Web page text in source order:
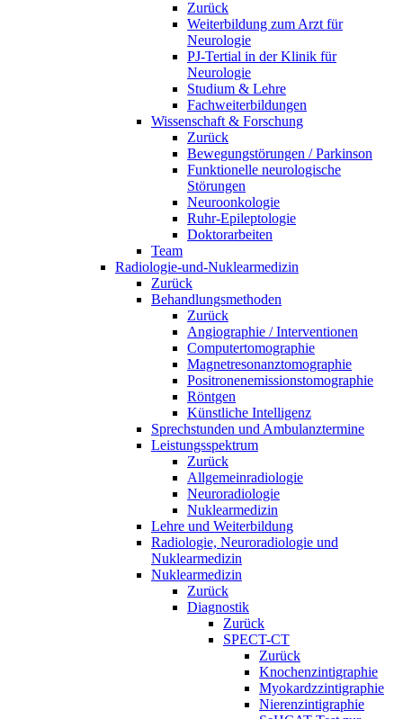
Zurück
Weiterbildung zum Arzt für
Neurologie
PJ-Tertial in der Klinik für
Neurologie
Studium & Lehre
Fachweiterbildungen
Wissenschaft & Forschung
Zurück
Bewegungstörungen / Parkinson
Funktionelle neurologische
Störungen
Neuroonkologie
Ruhr-Epileptologie
Doktorarbeiten
Team
Radiologie-und-Nuklearmedizin
Zurück
Behandlungsmethoden
Zurück
Angiographie / Interventionen
Computertomographie
Magnetresonanztomographie
Positronenemissionstomographie
Röntgen
Künstliche Intelligenz
Sprechstunden und Ambulanztermine
Leistungsspektrum
Zurück
Allgemeinradiologie
Neuroradiologie
Nuklearmedizin
Lehre und Weiterbildung
Radiologie, Neuroradiologie und
Nuklearmedizin
Nuklearmedizin
Zurück
Diagnostik
Zurück
SPECT-CT
Zurück
Knochenzintigraphie
Myokardzzintigraphie
Nierenzintigraphie